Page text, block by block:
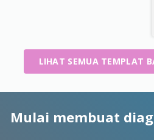
LIHAT SEMUA TEMPLAT
Mulai membuat